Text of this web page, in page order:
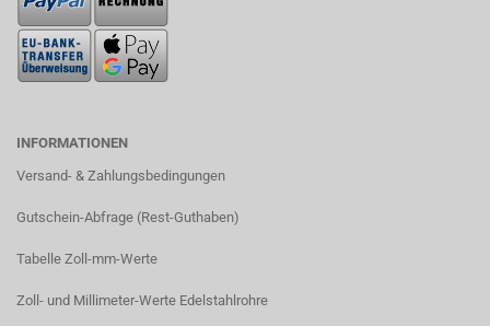
INFORMATIONEN
Versand- & Zahlungsbedingungen​
Gutschein-Abfrage (Rest-Guthaben)
Tabelle Zoll-mm-Werte
Zoll- und Millimeter-Werte Edelstahlrohre